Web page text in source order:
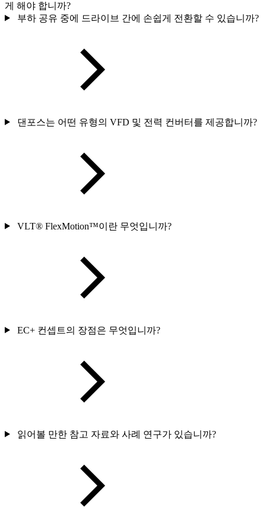
게 해야 합니까?
부하 공유 중에 드라이브 간에 손쉽게 전환할 수 있습니까?
댄포스는 어떤 유형의 VFD 및 전력 컨버터를 제공합니까?
VLT® FlexMotion™이란 무엇입니까?
EC+ 컨셉트의 장점은 무엇입니까?
읽어볼 만한 참고 자료와 사례 연구가 있습니까?